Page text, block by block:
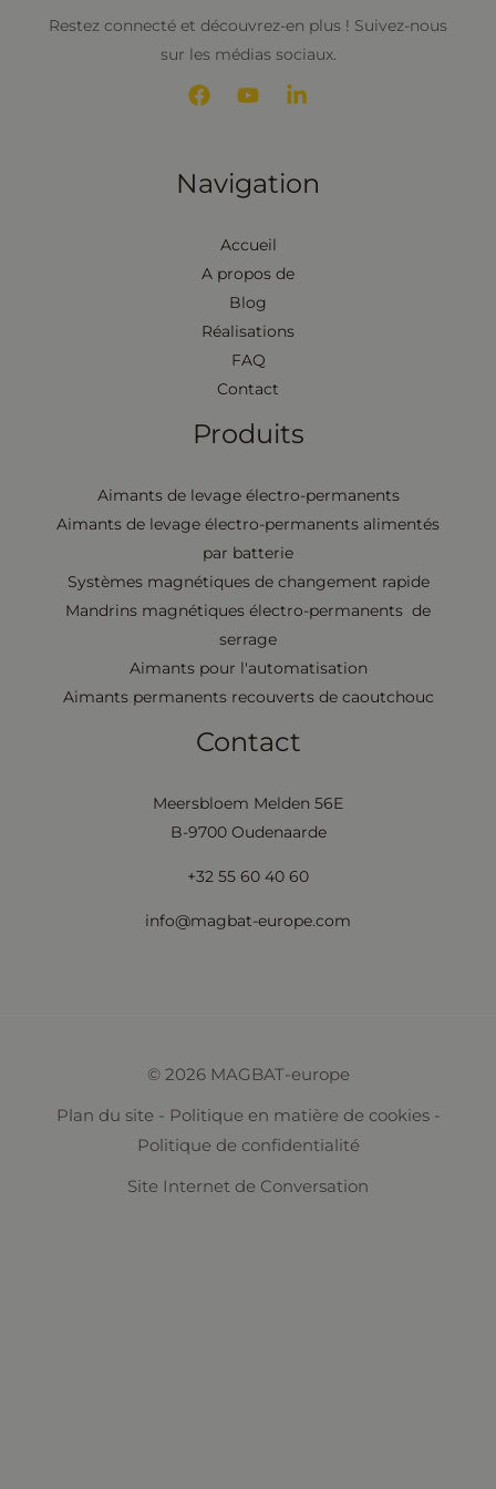
Restez connecté et découvrez-en plus ! Suivez-nous
sur les médias sociaux.
Navigation
Accueil
A propos de
Blog
Réalisations
FAQ
Contact
Produits
Aimants de levage électro-permanents
Aimants de levage électro-permanents alimentés
par batterie
Systèmes magnétiques de changement rapide
Mandrins magnétiques électro-permanents de
serrage
Aimants pour l'automatisation
Aimants permanents recouverts de caoutchouc
Contact
Meersbloem Melden 56E
B-9700 Oudenaarde
+32 55 60 40 60
info@magbat-europe.com
© 2026 MAGBAT-europe
Plan du site- Politique en matière de cookies-
Politique de confidentialité
Site Internet de Conversation